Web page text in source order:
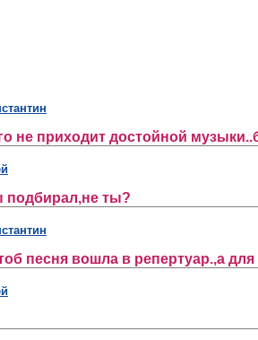
не приходит достойной
подбирал,не ты?
песня вошла в репертуар.,а